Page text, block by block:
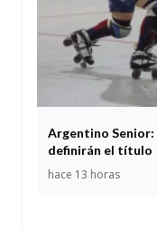
Argentino Senior:
definirán el título
hace 13 horas